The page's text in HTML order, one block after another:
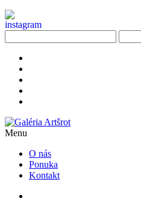
Menu
O nás
Ponuka
Kontakt